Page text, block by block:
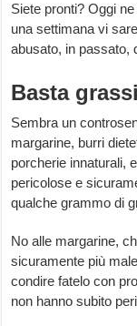
Siete pronti? Oggi
una settimana vi
abusato, in passato,
Basta
Sembra un
margarine, burri
porcherie innaturali,
pericolose e
qualche grammo di
No alle margarine,
sicuramente più
condire fatelo con
non hanno subito